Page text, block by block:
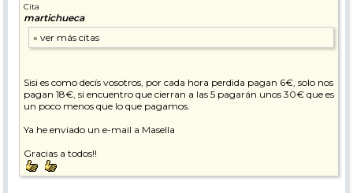
Cita
martichueca
Sisi es como decís vosotros, por cada hora perdida pagan 6€, solo nos
pagan 18€, si encuentro que cierran a las 5 pagarán unos 30€ que es
un poco menos que lo que pagamos.
Ya he enviado un e-mail a Masella
Gracias a todos!!